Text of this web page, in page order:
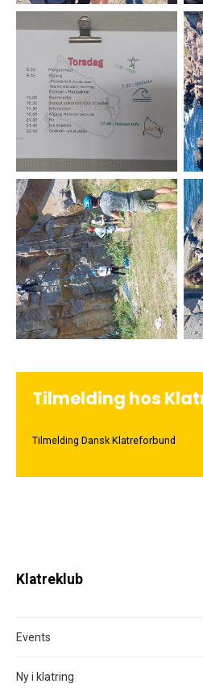
Tilmelding hos
Tilmelding Dansk Klatreforbund
Klatreklub
Events
Ny i klatring